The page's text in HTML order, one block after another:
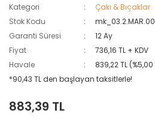
Kategori
Çakı & Bıçaklar
Stok Kodu
Garanti Süresi
12 Ay
Fiyat
736,16 TL + KDV
Havale
839,22 TL
*90,43 TL den başlayan taksitlerle!
883,39 TL